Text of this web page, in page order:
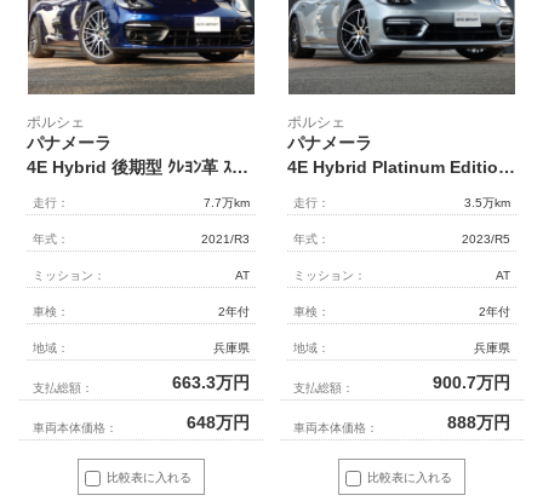
比較表に入れる
ポルシェ
パナメーラ
4E Hybrid 後期型 ｸﾚﾖﾝ革 ｽﾎﾟｰﾂｸﾛﾉPKG ﾊﾟﾉﾗﾏ ACC ｴﾝﾄﾘｰD ﾏﾄﾘｯｸｽLED(PDLS+) PASMｴｱｻｽ ｼｰﾄﾋｰﾀｰ ﾍﾞﾝﾁﾚｰｼｮﾝ 14WAY LCA LKA PCMﾅﾋﾞ AppleCarPlay 360°ｶﾒﾗ 純正21AW 禁煙 1ｵﾅ 正規D車
走行： 7.7万km
年式： 2021/R3
ミッション： AT
車検： 2年付
地域： 兵庫県
支払総額： 663.3万円
車両本体価格： 648万円
比較表に入れる
ポルシェ
パナメーラ
4E Hybrid Platinum Edition 特別仕様車 ﾍﾞｰｼﾞｭ革 ｽﾎﾟｰﾂﾃﾞｻﾞｲﾝPKG ｽﾎﾟｰﾂｸﾛﾉPKG ﾊﾟﾉﾗﾏ ﾏﾄﾘｯｸｽLEDﾍｯﾄﾞﾗｲﾄ(PDLS+) PASMｴｱｻｽ ﾍﾞﾝﾁﾚｰｼｮﾝ 14WAY PCMﾅﾋﾞ 360°ｶﾒﾗ HUD ﾘｱｱｸｽﾙｽﾃｱﾘﾝｸﾞ Buemesterｻｳﾝﾄﾞ 純正21AW 法人1ｵﾅ 禁煙 正規D車
走行： 3.5万km
年式： 2023/R5
ミッション： AT
車検： 2年付
地域： 兵庫県
支払総額： 900.7万円
車両本体価格： 888万円